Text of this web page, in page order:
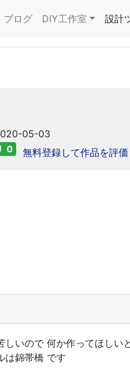
ブログ DIY工作室 設計
05-03
0 無料登録して作品を評
しいので 何か作ってほし
は錦帯橋 です